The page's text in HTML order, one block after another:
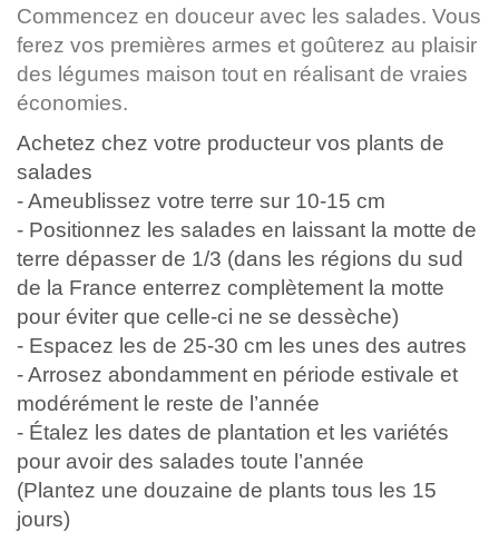
Commencez en douceur avec les salades. Vous
ferez vos premières armes et goûterez au plaisir
des légumes maison tout en réalisant de vraies
économies.
Achetez chez votre producteur vos plants de
salades
- Ameublissez votre terre sur 10-15 cm
- Positionnez les salades en laissant la motte de
terre dépasser de 1/3 (dans les régions du sud
de la France enterrez complètement la motte
pour éviter que celle-ci ne se dessèche)
- Espacez les de 25-30 cm les unes des autres
- Arrosez abondamment en période estivale et
modérément le reste de l’année
- Étalez les dates de plantation et les variétés
pour avoir des salades toute l’année
(Plantez une douzaine de plants tous les 15
jours)